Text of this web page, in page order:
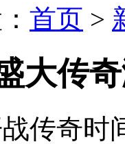
首页 >
大传
传奇时